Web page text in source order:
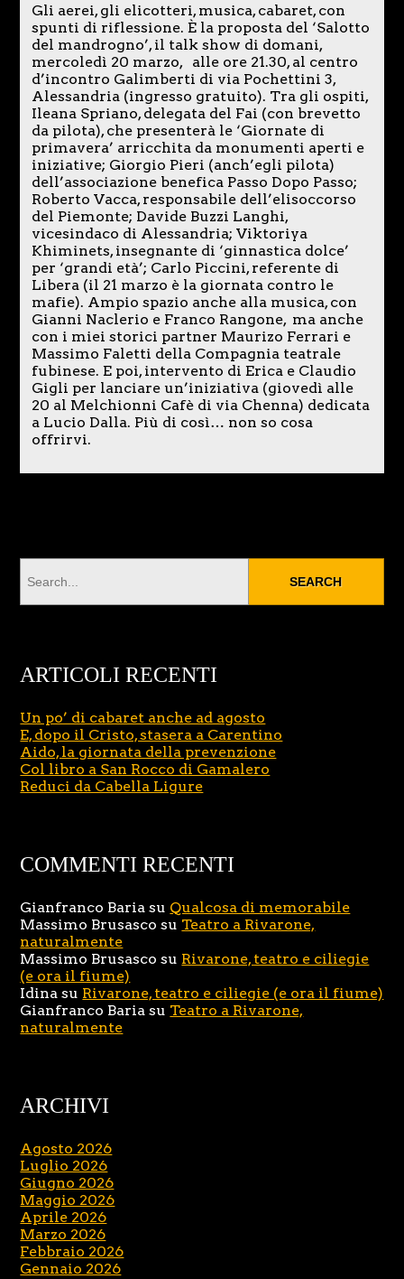
Gli aerei, gli elicotteri, musica, cabaret, con
spunti di riflessione. È la proposta del ‘Salotto
del mandrogno’, il talk show di domani,
mercoledì 20 marzo, alle ore 21.30, al centro
d’incontro Galimberti di via Pochettini 3,
Alessandria (ingresso gratuito). Tra gli ospiti,
Ileana Spriano, delegata del Fai (con brevetto
da pilota), che presenterà le ‘Giornate di
primavera’ arricchita da monumenti aperti e
iniziative; Giorgio Pieri (anch’egli pilota)
dell’associazione benefica Passo Dopo Passo;
Roberto Vacca, responsabile dell’elisoccorso
del Piemonte; Davide Buzzi Langhi,
vicesindaco di Alessandria; Viktoriya
Khiminets, insegnante di ‘ginnastica dolce’
per ‘grandi età’; Carlo Piccini, referente di
Libera (il 21 marzo è la giornata contro le
mafie). Ampio spazio anche alla musica, con
Gianni Naclerio e Franco Rangone, ma anche
con i miei storici partner Maurizo Ferrari e
Massimo Faletti della Compagnia teatrale
fubinese. E poi, intervento di Erica e Claudio
Gigli per lanciare un’iniziativa (giovedì alle
20 al Melchionni Cafè di via Chenna) dedicata
a Lucio Dalla. Più di così… non so cosa
offrirvi.
ARTICOLI RECENTI
Un po’ di cabaret anche ad agosto
E, dopo il Cristo, stasera a Carentino
Aido, la giornata della prevenzione
Col libro a San Rocco di Gamalero
Reduci da Cabella Ligure
COMMENTI RECENTI
Gianfranco Baria su Qualcosa di memorabile
Massimo Brusasco su Teatro a Rivarone,
naturalmente
Massimo Brusasco su Rivarone, teatro e ciliegie
(e ora il fiume)
Idina su Rivarone, teatro e ciliegie (e ora il fiume)
Gianfranco Baria su Teatro a Rivarone,
naturalmente
ARCHIVI
Agosto 2026
Luglio 2026
Giugno 2026
Maggio 2026
Aprile 2026
Marzo 2026
Febbraio 2026
Gennaio 2026